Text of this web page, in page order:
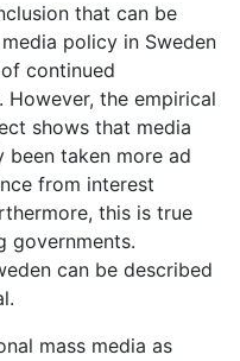
that can be
policy in Sweden
continued
the empirical
shows that media
been taken more ad
from interest
this is true
governments.
can be described
mass media as